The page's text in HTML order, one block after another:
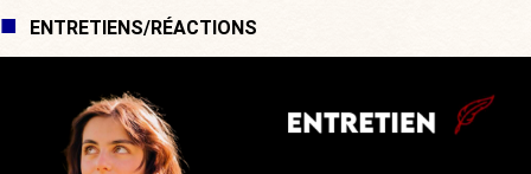
ENTRETIENS/RÉACTIONS